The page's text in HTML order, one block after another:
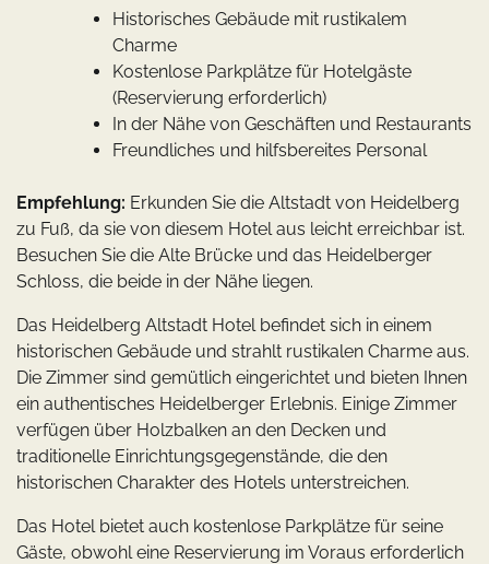
Historisches Gebäude mit rustikalem
Charme
Kostenlose Parkplätze für Hotelgäste
(Reservierung erforderlich)
In der Nähe von Geschäften und Restaurants
Freundliches und hilfsbereites Personal
Empfehlung: Erkunden Sie die Altstadt von Heidelberg
zu Fuß, da sie von diesem Hotel aus leicht erreichbar ist.
Besuchen Sie die Alte Brücke und das Heidelberger
Schloss, die beide in der Nähe liegen.
Das Heidelberg Altstadt Hotel befindet sich in einem
historischen Gebäude und strahlt rustikalen Charme aus.
Die Zimmer sind gemütlich eingerichtet und bieten Ihnen
ein authentisches Heidelberger Erlebnis. Einige Zimmer
verfügen über Holzbalken an den Decken und
traditionelle Einrichtungsgegenstände, die den
historischen Charakter des Hotels unterstreichen.
Das Hotel bietet auch kostenlose Parkplätze für seine
Gäste, obwohl eine Reservierung im Voraus erforderlich